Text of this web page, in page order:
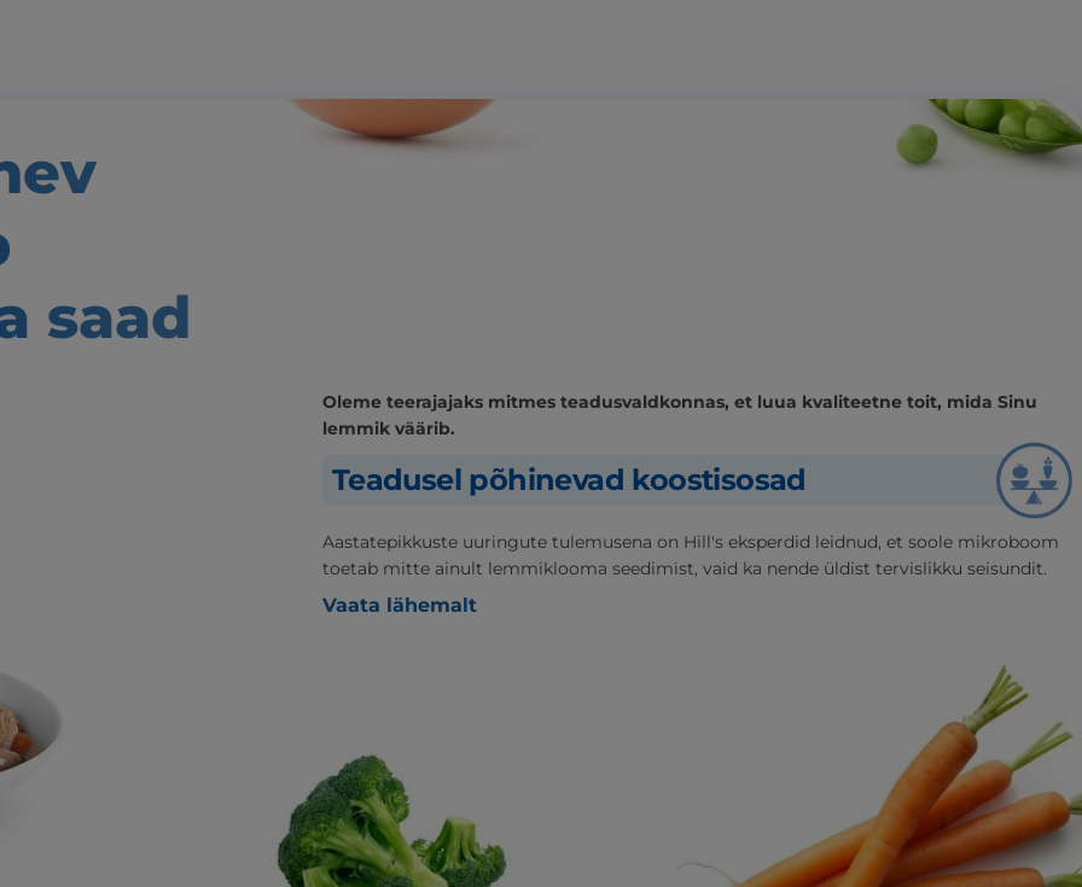
saad
Oleme teerajajaks mitmes teadusvaldkonnas, et luua kvaliteetne toit, mida Sinu
lemmik väärib.
Teadusel põhinevad koostisosad
Aastatepikkuste uuringute tulemusena on Hill's eksperdid leidnud, et soole mikroboom
toetab mitte ainult lemmiklooma seedimist, vaid ka nende üldist tervislikku seisundit.
Vaata lähemalt